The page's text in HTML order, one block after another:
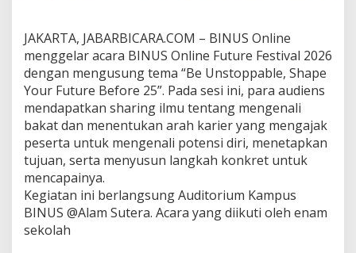
e
k
a
l
i
G
e
n
e
r
s
i
M
JAKARTA, JABARBICARA.COM – BINUS Online
menggelar acara BINUS Online Future Festival 2026
dengan mengusung tema “Be Unstoppable, Shape
Your Future Before 25”. Pada sesi ini, para audiens
mendapatkan sharing ilmu tentang mengenali
bakat dan menentukan arah karier yang mengajak
peserta untuk mengenali potensi diri, menetapkan
tujuan, serta menyusun langkah konkret untuk
mencapainya.
Kegiatan ini berlangsung Auditorium Kampus
BINUS @Alam Sutera. Acara yang diikuti oleh enam
sekolah